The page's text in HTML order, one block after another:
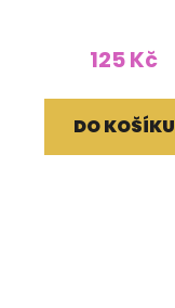
125 Kč
DO KOŠÍKU